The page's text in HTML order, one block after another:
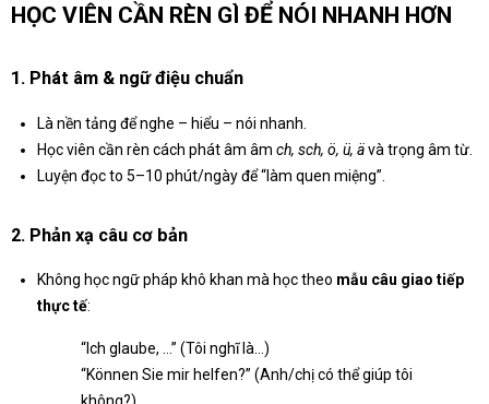
HỌC VIÊN CẦN RÈN GÌ ĐỂ NÓI NHANH HƠN
1. Phát âm & ngữ điệu chuẩn
Là nền tảng để nghe – hiểu – nói nhanh.
Học viên cần rèn cách phát âm âm ch, sch, ö, ü, ävà trọng âm từ.
Luyện đọc to 5–10 phút/ngày để “làm quen miệng”.
2. Phản xạ câu cơ bản
Không học ngữ pháp khô khan mà học theo mẫu câu giao tiếp
thực tế:
“Ich glaube, …” (Tôi nghĩ là…)
“Können Sie mir helfen?” (Anh/chị có thể giúp tôi